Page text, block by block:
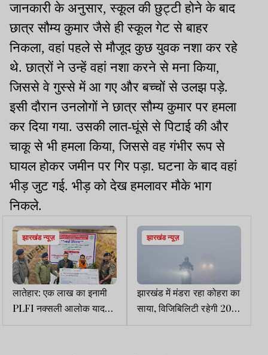
जानकारी के अनुसार, स्कूल की छुट्टी होने के बाद
छात्र सौम्य कुमार जैसे ही स्कूल गेट से बाहर
निकला, वहां पहले से मौजूद कुछ युवक नशा कर रहे
थे. छात्रों ने उन्हें वहां नशा करने से मना किया,
जिससे वे गुस्से में आ गए और बच्चों से उलझ पड़े.
इसी दौरान उनलोगों ने छात्र सौम्य कुमार पर हमला
कर दिया गया. उसकी लात-घूंसे से पिटाई की और
चाकू से भी हमला किया, जिससे वह गंभीर रूप से
घायल होकर जमीन पर गिर पड़ा. घटना के बाद वहां
भीड़ जुट गई. भीड़ को देख हमलावर मौके भाग
निकले.
झारखंड न्यूज़
लातेहार: एक लाख का इनामी
PLFI नक्सली आलोक यादव
ने किया सरेंडर
झारखंड न्यूज़
झारखंड में मंडरा रहा कोहरा का
साया, विजिबिलिटी रहेगी 200
मीटर से कम, सर्दी से राहत नहीं